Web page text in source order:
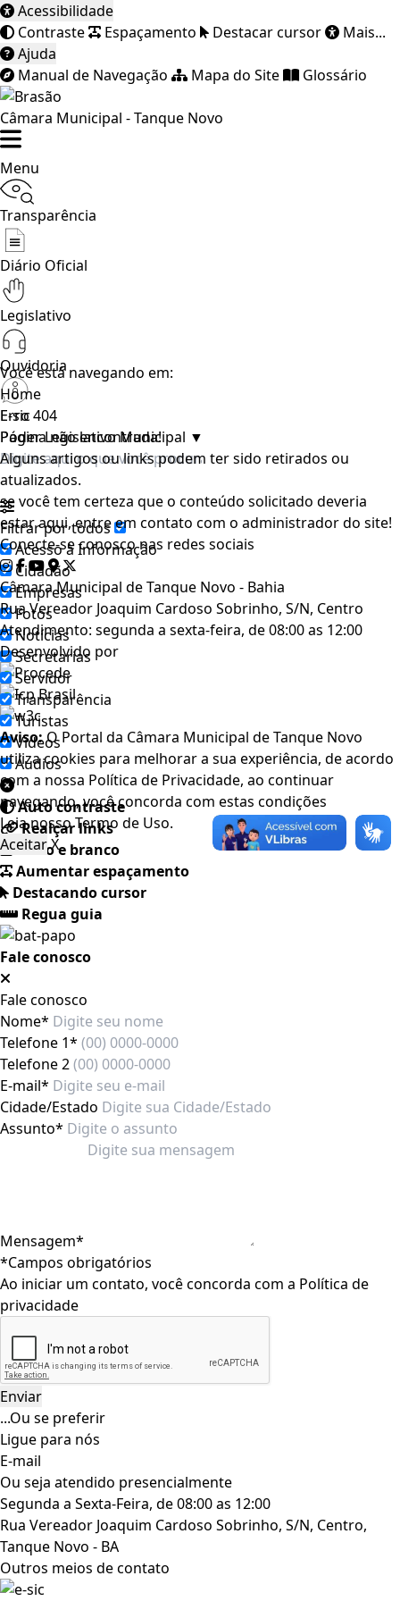
Acessibilidade
Contraste
Espaçamento Destacar cursor
Mais...
Ajuda
Manual de Navegação
Mapa do Site Glossário
Câmara Municipal - Tanque Novo
Menu
Transparência
Diário Oficial
Legislativo
Ouvidoria
E-sic
Poder Legislativo Municipal ▼
Filtrar por todos
Acesso à Informação
Cidadão
Empresas
Fotos
Notícias
Secretarias
Servidor
Transparência
Turistas
Videos
Áudios
Auto contraste
Realçar links
Preto e branco
Aumentar espaçamento
Destacando cursor
Regua guia
Fale conosco
Fale conosco
Nome*
Telefone 1*
Telefone 2
E-mail*
Cidade/Estado
Assunto*
Mensagem*
*Campos obrigatórios
Ao iniciar um contato, você concorda com a Política de
privacidade
...Ou se preferir
Ligue para nós
E-mail
Ou seja atendido presencialmente
Segunda a Sexta-Feira, de 08:00 as 12:00
Rua Vereador Joaquim Cardoso Sobrinho, S/N, Centro,
Tanque Novo - BA
Outros meios de contato
Você está navegando em:
Home
Erro 404
Página não encontrada!
Alguns artigos ou links podem ter sido retirados ou
atualizados.
se você tem certeza que o conteúdo solicitado deveria
estar aqui, entre em contato com o administrador do site!
Conecte-se conosco nas redes sociais
Câmara Municipal de Tanque Novo - Bahia
Rua Vereador Joaquim Cardoso Sobrinho, S/N, Centro
Atendimento: segunda a sexta-feira, de 08:00 as 12:00
Desenvolvido por
Aviso:O Portal da Câmara Municipal de Tanque Novo
utiliza cookies para melhorar a sua experiência, de acordo
com a nossa Política de Privacidade, ao continuar
navegando, você concorda com estas condições
Leia nossoTermo de Uso.
AceitarX